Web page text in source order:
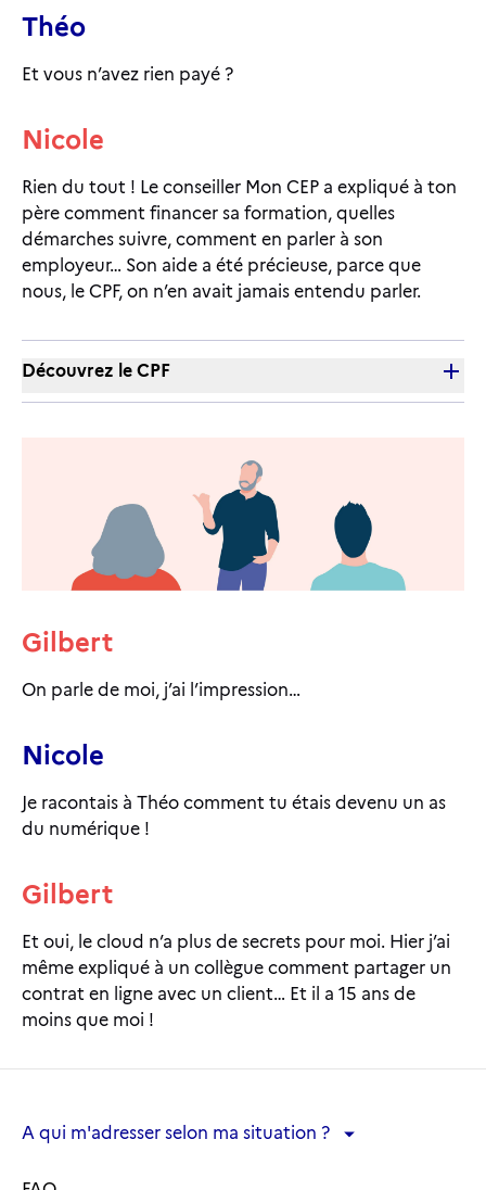
Théo
Et vous n’avez rien payé ?
Nicole
Rien du tout ! Le conseiller Mon CEP a expliqué à ton
père comment financer sa formation, quelles
démarches suivre, comment en parler à son
employeur… Son aide a été précieuse, parce que
nous, le CPF, on n’en avait jamais entendu parler.
Découvrez le CPF
Gilbert
On parle de moi, j’ai l’impression…
Nicole
Je racontais à Théo comment tu étais devenu un as
du numérique !
Gilbert
Et oui, le cloud n’a plus de secrets pour moi. Hier j’ai
même expliqué à un collègue comment partager un
contrat en ligne avec un client… Et il a 15 ans de
moins que moi !
A qui m'adresser selon ma situation ?